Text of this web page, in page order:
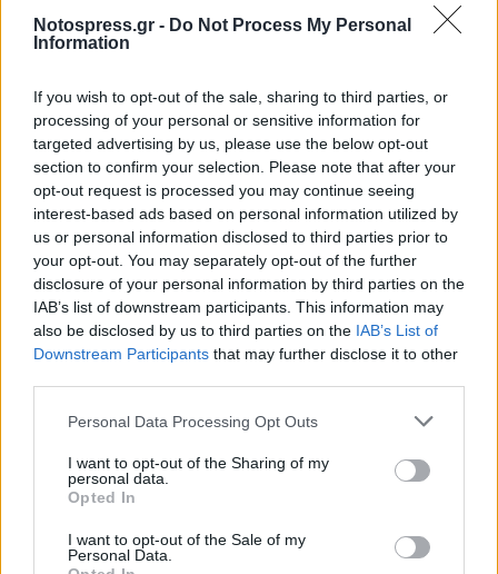
Notospress.gr - Do Not Process My Personal
Information
If you wish to opt-out of the sale, sharing to third parties, or
processing of your personal or sensitive information for
targeted advertising by us, please use the below opt-out
section to confirm your selection. Please note that after your
opt-out request is processed you may continue seeing
interest-based ads based on personal information utilized by
us or personal information disclosed to third parties prior to
your opt-out. You may separately opt-out of the further
disclosure of your personal information by third parties on the
IAB’s list of downstream participants. This information may
also be disclosed by us to third parties on the IAB’s List of
Downstream Participants that may further disclose it to other
Personal Data Processing Opt Outs
I want to opt-out of the Sharing of my
personal data.
Opted In
I want to opt-out of the Sale of my
Personal Data.